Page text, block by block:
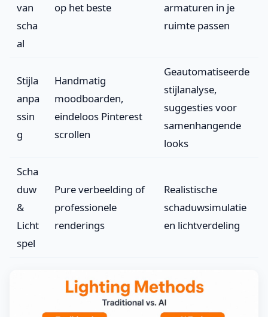
van
scha
al
op het beste
armaturen in je
ruimte passen
Stijla
anpa
ssin
g
Handmatig
moodboarden,
eindeloos Pinterest
scrollen
Geautomatiseerde
stijlanalyse,
suggesties voor
samenhangende
looks
Scha
duw
&
Licht
spel
Pure verbeelding of
professionele
renderings
Realistische
schaduwsimulatie
en lichtverdeling